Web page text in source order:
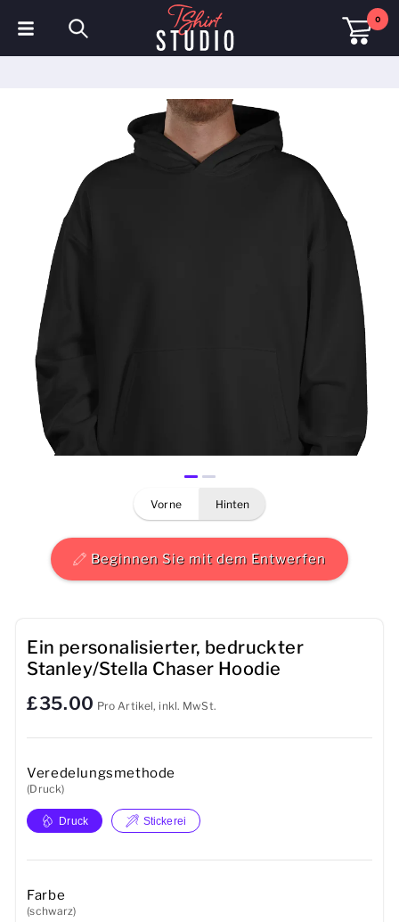
0
Sweatshirts
Mützen & Kappen
Sportbekleidung
Arbeitskleidung
Fleece & Jacken
Warnschutzkleidung
Herren
Baby
Tassen
Handtücher
vorne hinten
Beginnen Sie mit dem Entwerfen
Ein personalisierter, bedruckter
Stanley/Stella Chaser Hoodie
£35.00 Pro Artikel, inkl. MwSt.
Veredelungsmethode
(Druck)
Druck Stickerei
Farbe
(schwarz)